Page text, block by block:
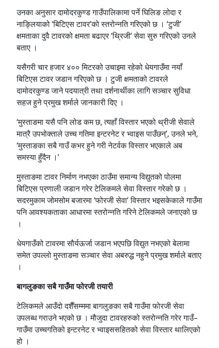
उनका अनुसार दामोदरकुण्ड गाउँपालिकामा पर्ने घिलिङ लोदा र
नाङ्लियाको ‘बिटिएस टावर’को स्तरोन्नति गरिएको छ । ‘टुजी’
क्षमताका दुवै टावरको क्षमता बढाएर ‘थ्रिजी’ सेवा सुरु गरिएको उनले
बताए ।
यसैगरी चार हजार ४०० मिटरको उचाइमा रहेको धेयगाउँमा नयाँ
बिटिएस टावर जडान गरिएको छ । टुजी क्षमताको टावरले
दामोदरकुण्ड जाने पदयात्री तथा दर्शनार्थीका लागि सञ्चार सुविधा
सहज हुने प्रमुख शर्माले जानकारी दिए ।
‘मुस्ताङमा यसै पनि लोड कम छ, त्यहाँ विस्तार भएको थ्रीजी सेवाले
मात्रै उपभोक्ताले उच्च गतिमा इन्टरनेट र भ्वाइस पाउँछन्’, उनले भने,
‘मुस्ताङका सबै गाउँ कभर हुने गरी नेटर्वक विस्तार भएकाले अब
समस्या हुँदैन ।’
मुस्ताङमा टावर निर्माण नभएका ठाउँमा समान्य विद्युतको पोलमा
बिटिएस प्रणाली जडान गरेर टेलिकमले सेवा विस्तार गरेको छ ।
सदरमुकाम जोमसोम बजारमा ‘फोरजी सेवा’ विस्तार भइसकेकाले गाउँमा
पनि आवश्यकताका आधारमा स्तरोन्नति गरिने टेलिकमले जनाएको छ
।
धेयगाउँको टावरमा सौर्यऊर्जा जडान भएपछि विद्युत नभएको बेलामा
समेत उपल्लो मुस्ताङमा सञ्चार सेवा अबरुद्ध नहुने प्रमुख शर्माले बताए
।
बागलुङका सबै गाउँमा फोरजी तयारी
टेलिकमले आउँदो दशैँसम्ममा बागलुङका सबै गाउँमा फोरजी सेवा
उपलब्ध गराउने भएको छ । मौजुदा टावरहरुको स्तरोन्नति गरेर गाउँ–
गाउँमा उच्चगतिको इन्टरनेट र भ्वाइससहितको सेवा विस्तार थालिएको
हो ।